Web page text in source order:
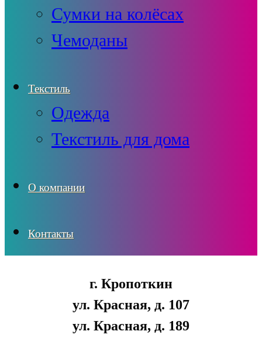
Сумки на колёсах
Чемоданы
Текстиль
Одежда
Текстиль для дома
О компании
Контакты
г. Кропоткин
ул. Красная, д. 107
ул. Красная, д. 189